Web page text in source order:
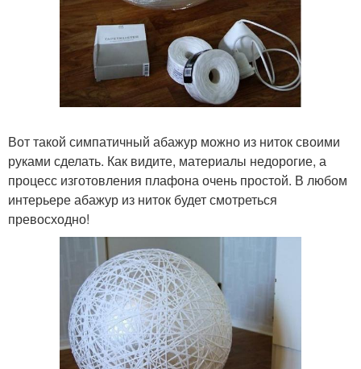
Вот такой симпатичный абажур можно из ниток своими
руками сделать. Как видите, материалы недорогие, а
процесс изготовления плафона очень простой. В любом
интерьере абажур из ниток будет смотреться
превосходно!